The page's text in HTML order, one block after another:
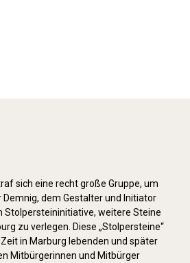
sich eine recht große Gruppe, um
dem Gestalter und Initiator
Stolpersteininitiative, weitere Steine
zu verlegen. Diese „Stolpersteine“
in Marburg lebenden und später
Mitbürgerinnen und Mitbürger